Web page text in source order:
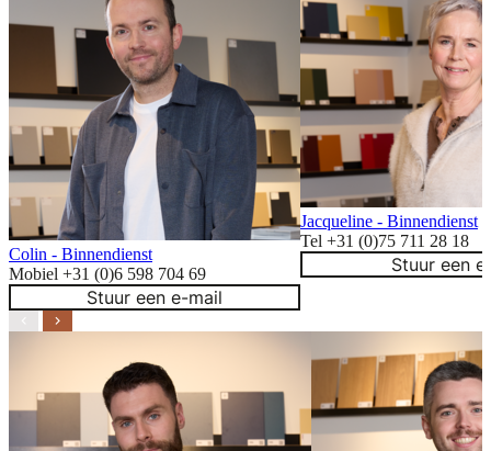
Colin - Binnendienst
Mobiel +31 (0)6 598 704 69
Stuur een e-mail
Jacqueline - Binnendienst
Tel +31 (0)75 711 28 18
Stuur een